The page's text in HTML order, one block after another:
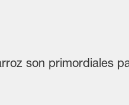
son primordiales